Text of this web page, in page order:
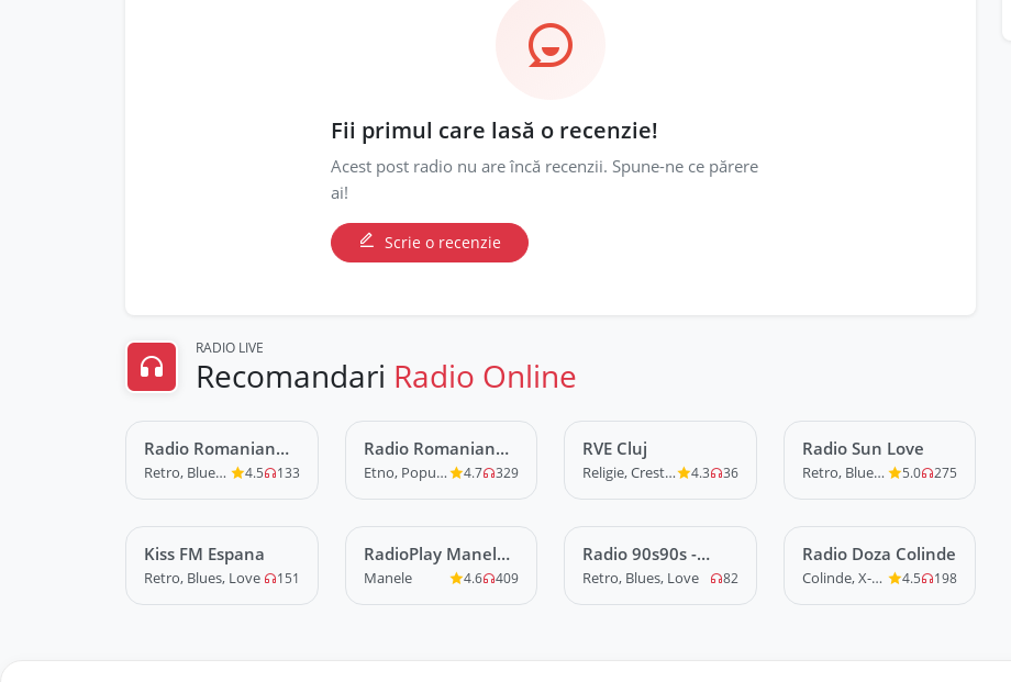
Fii primul care lasă o recenzie!
Acest post radio nu are încă recenzii. Spune-ne ce părere
ai!
Scrie o recenzie
RADIO LIVE
Recomandari Radio Online
LIVE
Radio Romanian
Disco
Retro, Blues, Love 4.5 133
LIVE
Radio Romanian
Popular
Etno, Populara 4.7 329
LIVE
RVE Cluj
Religie, Crestina 4.3 36
LIVE
Radio Sun Love
Retro, Blues, Love 5.0 275
LIVE
Kiss FM Espana
Retro, Blues, Love 151
LIVE
RadioPlay Manele
Romania
Manele 4.6 409
LIVE
Radio 90s90s -
Rock
Retro, Blues, Love 82
LIVE
Radio Doza Colinde
Colinde, X-Mas 4.5 198